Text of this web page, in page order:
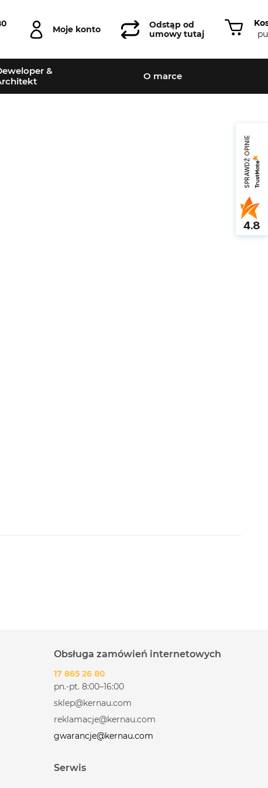
Moje konto
Odstąp od
umowy tutaj
&
O marce
Obsługa zamówień internetowych
17 865 26 80
pn.-pt. 8:00–16:00
sklep@kernau.com
reklamacje@kernau.com
gwarancje@kernau.com
Serwis
SPRAWDŹ OPINIE
4.8